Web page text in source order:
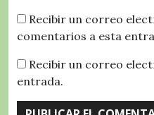
Recibir un correo
comentarios a esta
Recibir un correo
entrada.